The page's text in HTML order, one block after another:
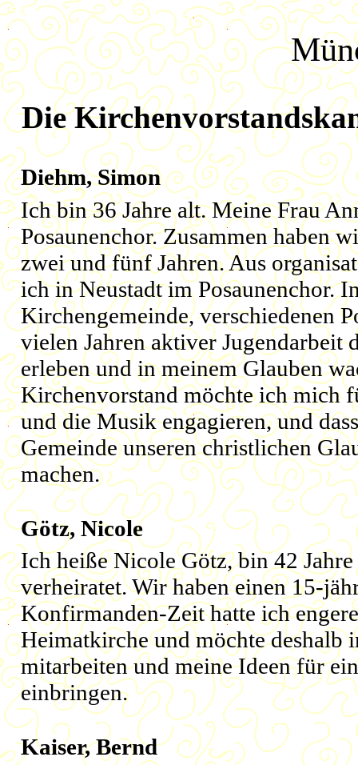
Die
Diehm, Simon
Ich bin 36 Jahre alt. Meine Frau
Posaunenchor. Zusammen haben
zwei und fünf Jahren. Aus
ich in Neustadt im Posaunenchor.
Kirchengemeinde, verschiedenen
vielen Jahren aktiver Jugendarbeit
erleben und in meinem Glauben
Kirchenvorstand möchte ich mich
und die Musik engagieren, und
Gemeinde unseren christlichen
machen.
Götz, Nicole
Ich heiße Nicole Götz, bin 42
verheiratet. Wir haben einen 15-
Konfirmanden-Zeit hatte ich
Heimatkirche und möchte deshalb
mitarbeiten und meine Ideen für
einbringen.
Kaiser, Bernd